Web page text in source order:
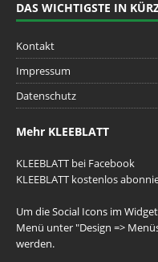
DAS WICHTIGSTE IN
Kontakt
Impressum
Datenschutz
Mehr KLEEBLATT
KLEEBLATT bei Facebook
KLEEBLATT kostenlos
Um die Social Icons im
Menü unter "Design =>
werden.